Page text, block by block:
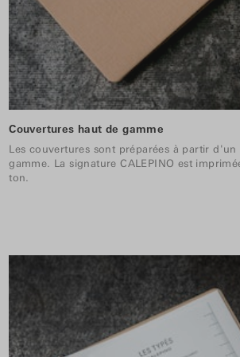
Couvertures haut de gamme
Les couvertures sont préparées à partir
gamme. La signature CALEPINO est
ton.